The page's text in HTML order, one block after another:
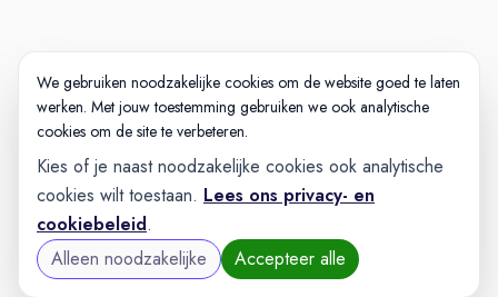
Wil jij meebouwen aan onze
superjachten? Bekijk ook onze
andere vacatures.
We gebruiken noodzakelijke cookies om de website goed te laten
werken. Met jouw toestemming gebruiken we ook analytische
cookies om de site te verbeteren.
Kies of je naast noodzakelijke cookies ook analytische
cookies wilt toestaan. Lees ons privacy- en
cookiebeleid.
Alleen noodzakelijke
Accepteer alle